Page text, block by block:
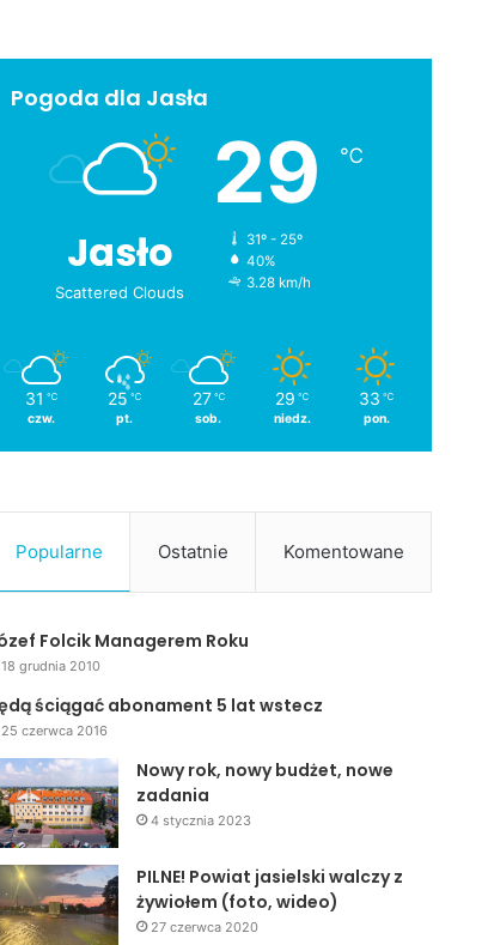
Pogoda dla Jasła
Jasło
Scattered Clouds
29 ℃
31º - 25º
40%
3.28 km/h
31 ℃
czw.
25 ℃
pt.
27 ℃
sob.
29 ℃
niedz.
33 ℃
pon.
Popularne Ostatnie Komentowane
Folcik Managerem Roku
18 grudnia 2010
ściągać abonament 5 lat wstecz
25 czerwca 2016
Nowy rok, nowy budżet, nowe
zadania
4 stycznia 2023
PILNE! Powiat jasielski walczy z
żywiołem (foto, wideo)
27 czerwca 2020